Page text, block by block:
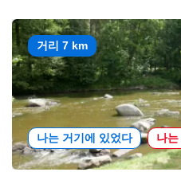
거리 7 km
나는 거기에 있었다 나